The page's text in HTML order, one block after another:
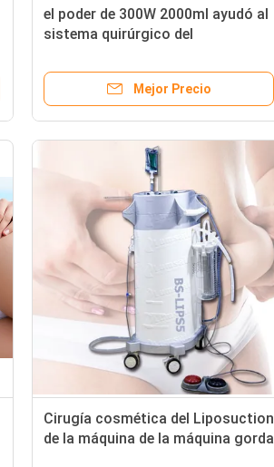
el poder de 300W 2000ml ayudó al
sistema quirúrgico del
Liposuction
Mejor Precio
Cirugía cosmética del Liposuction
de la máquina de la máquina gorda